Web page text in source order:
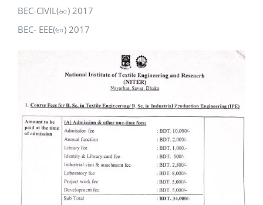
BEC-CIVIL(৬০) 2017
BEC- EEE(৬০) 2017